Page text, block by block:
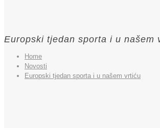
Europski tjedan sporta i u našem
Home
Novosti
Europski tjedan sporta i u našem vrtiću